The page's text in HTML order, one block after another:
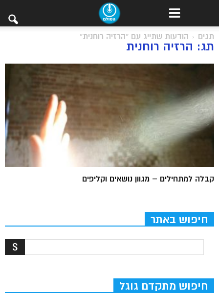
תגים הודעות שתייג עם "הרזיה רוחנית"
תג: הרזיה רוחנית
קבלה למתחילים – מגוון נושאים וקליפים
חיפוש באתר
חיפוש מתקדם גוגל